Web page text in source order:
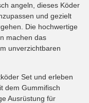
angeln, dieses Köder
und gezielt
Die hochwertige
machen das
unverzichtbaren
Set und erleben
dem Gummifisch
Ausrüstung für